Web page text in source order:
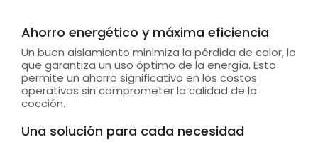
Ahorro energético y máxima eficiencia
Un buen aislamiento minimiza la pérdida de calor, lo
que garantiza un uso óptimo de la energía. Esto
permite un ahorro significativo en los costos
operativos sin comprometer la calidad de la
cocción.
Una solución para cada necesidad